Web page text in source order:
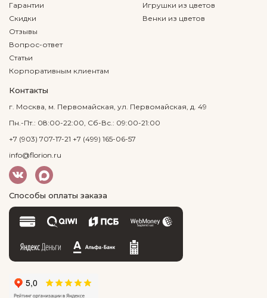
Гарантии
Скидки
Отзывы
Вопрос-ответ
Статьи
Корпоративным клиентам
Игрушки из цветов
Венки из цветов
Контакты
г. Москва, м. Первомайская, ул. Первомайская, д. 49
Пн.-Пт.: 08:00-22:00, Сб-Вс.: 09:00-21:00
+7 (903) 707-17-21 +7 (499) 165-06-57
info@florion.ru
Способы оплаты заказа